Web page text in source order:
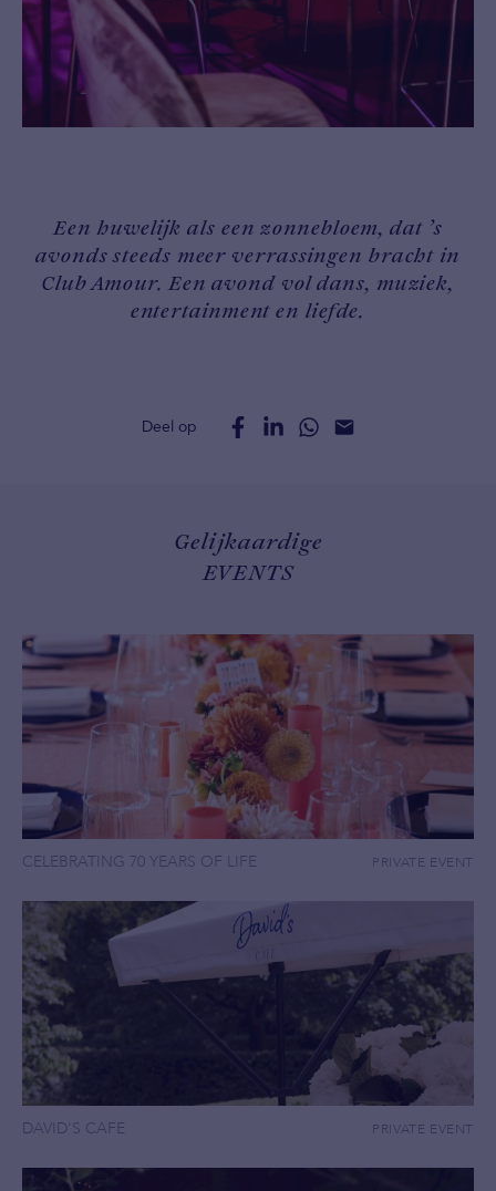
Een huwelijk als een zonnebloem, dat ’s
avonds steeds meer verrassingen bracht in
Club Amour. Een avond vol dans, muziek,
entertainment en liefde.
Deel op
Gelijkaardige
EVENTS
CELEBRATING 70 YEARS OF LIFE PRIVATE EVENT
DAVID'S CAFE PRIVATE EVENT